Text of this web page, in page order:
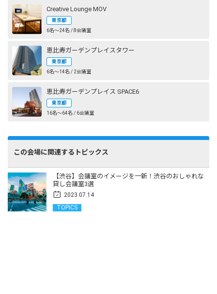
Creative Lounge MOV
東京都
6名〜24名 / 8会議室
恵比寿ガーデンプレイスタワー
東京都
6名〜14名 / 2会議室
恵比寿ガーデンプレイス SPACE6
東京都
16名〜64名 / 6会議室
この会場に関連するトピックス
【渋谷】会議室のイメージを一新！渋谷のおしゃれな
貸し会議室3選
2023.07.14
TOPICS